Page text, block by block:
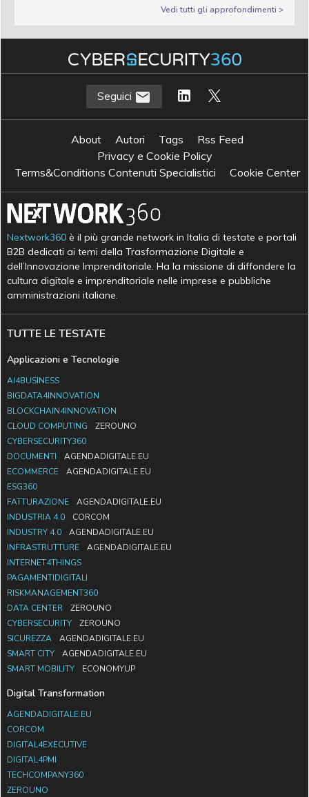
Vedi tutti gli approfondimenti >
Seguici
About Autori Tags
Rss Feed
Privacy e Cookie Policy
Terms&Conditions Contenuti Specialistici
Cookie Center
Nextwork360 è il più grande network in Italia di testate e portali
B2B dedicati ai temi della Trasformazione Digitale e
dell’Innovazione Imprenditoriale. Ha la missione di diffondere la
cultura digitale e imprenditoriale nelle imprese e pubbliche
amministrazioni italiane.
TUTTE LE TESTATE
Applicazioni e Tecnologie
AI4BUSINESS
BIGDATA4INNOVATION
BLOCKCHAIN4INNOVATION
CLOUD COMPUTING
ZEROUNO
CYBERSECURITY360
DOCUMENTI
AGENDADIGITALE.EU
ECOMMERCE
AGENDADIGITALE.EU
ESG360
FATTURAZIONE
AGENDADIGITALE.EU
INDUSTRIA 4.0
CORCOM
INDUSTRY 4.0
AGENDADIGITALE.EU
INFRASTRUTTURE
AGENDADIGITALE.EU
INTERNET4THINGS
PAGAMENTIDIGITALI
RISKMANAGEMENT360
DATA CENTER
ZEROUNO
CYBERSECURITY
ZEROUNO
SICUREZZA
AGENDADIGITALE.EU
SMART CITY
AGENDADIGITALE.EU
SMART MOBILITY
ECONOMYUP
Digital Transformation
AGENDADIGITALE.EU
CORCOM
DIGITAL4EXECUTIVE
DIGITAL4PMI
TECHCOMPANY360
ZEROUNO